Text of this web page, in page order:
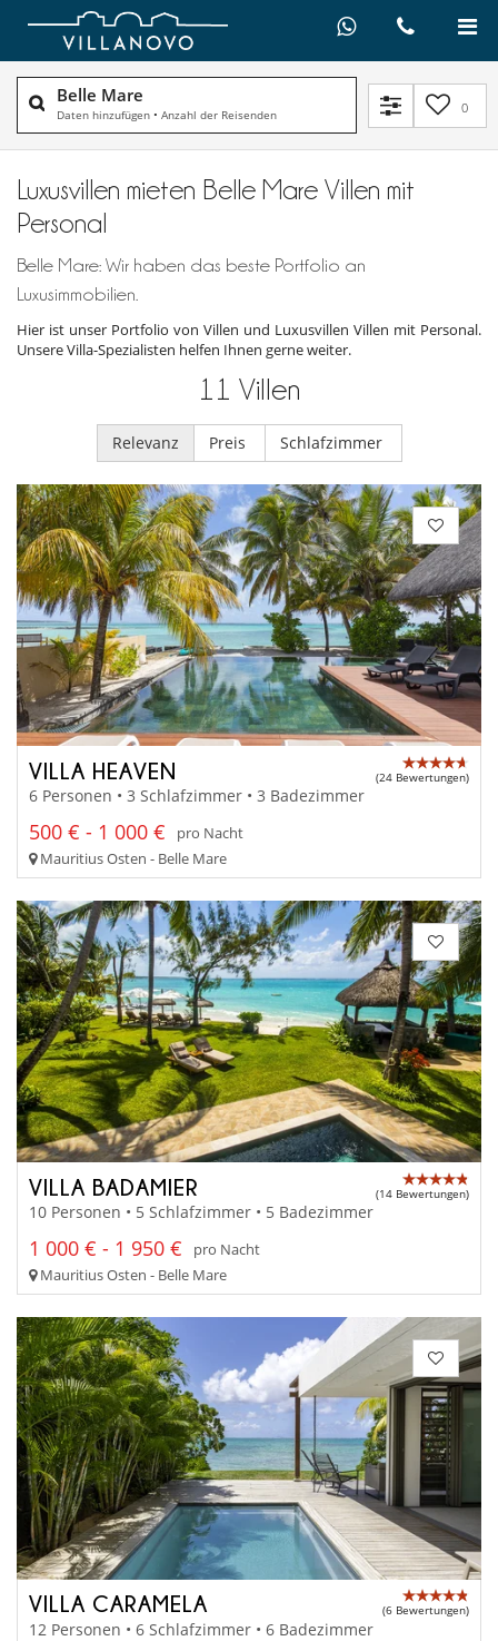
Belle Mare
Daten hinzufügen • Anzahl der Reisenden 0
Luxusvillen mieten Belle Mare Villen mit
Personal
Belle Mare: Wir haben das beste Portfolio an
Luxusimmobilien.
Hier ist unser Portfolio von Villen und Luxusvillen Villen mit Personal.
Unsere Villa-Spezialisten helfen Ihnen gerne weiter.
11 Villen
Relevanz Preis Schlafzimmer
VILLA HEAVEN (24 Bewertungen)
6 Personen • 3 Schlafzimmer • 3 Badezimmer
500 € - 1 000 €
pro Nacht
Mauritius Osten - Belle Mare
VILLA BADAMIER (14 Bewertungen)
10 Personen • 5 Schlafzimmer • 5 Badezimmer
1 000 € - 1 950 €
pro Nacht
Mauritius Osten - Belle Mare
VILLA CARAMELA (6 Bewertungen)
12 Personen • 6 Schlafzimmer • 6 Badezimmer